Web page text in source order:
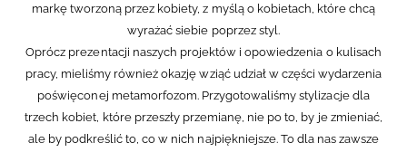
markę tworzoną przez kobiety, z myślą o kobietach, które chcą
wyrażać siebie poprzez styl.
Oprócz prezentacji naszych projektów i opowiedzenia o kulisach
pracy, mieliśmy również okazję wziąć udział w części wydarzenia
poświęconej metamorfozom. Przygotowaliśmy stylizacje dla
trzech kobiet, które przeszły przemianę, nie po to, by je zmieniać,
ale by podkreślić to, co w nich najpiękniejsze. To dla nas zawsze